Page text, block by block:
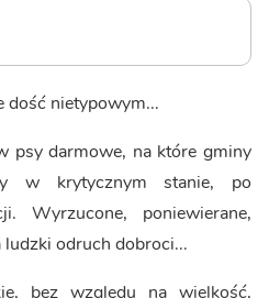
dość nietypowym...
psy darmowe, na które gminy
w krytycznym stanie, po
Wyrzucone, poniewierane,
ludzki odruch dobroci...
bez względu na wielkość,